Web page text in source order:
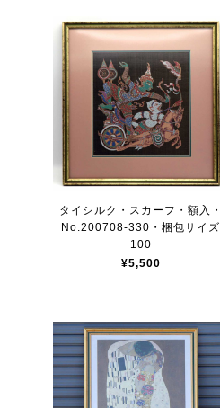
タイシルク・スカーフ・額入・
No.200708-330・梱包サイズ
100
¥5,500